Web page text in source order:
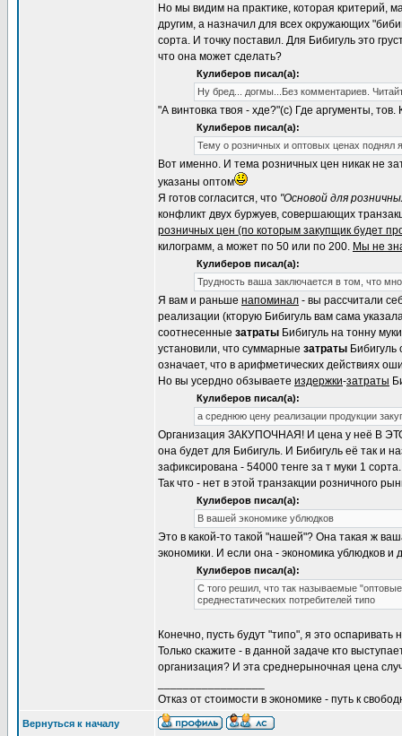
Но мы видим на практике, которая критерий,
другим, а назначил для всех окружающих
сорта. И точку поставил. Для Бибигуль это
что она может сделать?
Кулиберов писал(а):
Ну бред... догмы...Без комментариев.
"А винтовка твоя - хде?"(с) Где аргументы,
Кулиберов писал(а):
Тему о розничных и оптовых ценах поднял
Вот именно. И тема розничных цен никак не
указаны оптом
Я готов согласится, что "Основой для
конфликт двух буржуев, совершающих
розничных цен (по которым закупщик будет
килограмм, а может по 50 или по 200. Мы не
Кулиберов писал(а):
Трудность ваша заключается в том, что
Я вам и раньше напоминал - вы рассчитали
реализации (кторую Бибигуль вам сама
соотнесенные затраты Бибигуль на тонну
установили, что суммарные затраты
означает, что в арифметических действиях
Но вы усердно обзываете издержки-затраты
Кулиберов писал(а):
а среднюю цену реализации продукции
Организация ЗАКУПОЧНАЯ! И цена у неё В
она будет для Бибигуль. И Бибигуль её так и
зафиксирована - 54000 тенге за т муки 1 сорта.
Так что - нет в этой транзакции розничного
Кулиберов писал(а):
В вашей экономике ублюдков
Это в какой-то такой "нашей"? Она такая ж
экономики. И если она - экономика ублюдков и
Кулиберов писал(а):
С того решил, что так называемые
среднестатических потребителей типо
Конечно, пусть будут "типо", я это оспаривать
Только скажите - в данной задаче кто
организация? И эта среднерыночная цена
Отказ от стоимости в экономике - путь к
Вернуться к началу